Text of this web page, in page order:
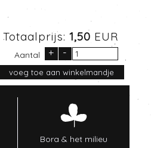
Totaalprijs: 1,50 EUR
Aantal + -
Bora & het milieu